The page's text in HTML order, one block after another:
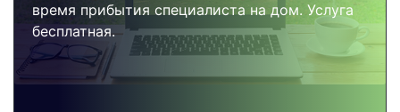
время прибытия специалиста на дом. Услуга
бесплатная.